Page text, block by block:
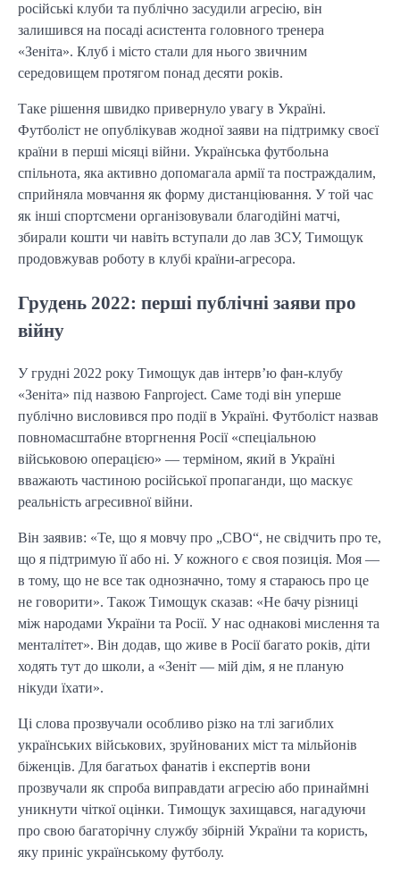
російські клуби та публічно засудили агресію, він
залишився на посаді асистента головного тренера
«Зеніта». Клуб і місто стали для нього звичним
середовищем протягом понад десяти років.
Таке рішення швидко привернуло увагу в Україні.
Футболіст не опублікував жодної заяви на підтримку своєї
країни в перші місяці війни. Українська футбольна
спільнота, яка активно допомагала армії та постраждалим,
сприйняла мовчання як форму дистанціювання. У той час
як інші спортсмени організовували благодійні матчі,
збирали кошти чи навіть вступали до лав ЗСУ, Тимощук
продовжував роботу в клубі країни-агресора.
Грудень 2022: перші публічні заяви про
війну
У грудні 2022 року Тимощук дав інтерв’ю фан-клубу
«Зеніта» під назвою Fanproject. Саме тоді він уперше
публічно висловився про події в Україні. Футболіст назвав
повномасштабне вторгнення Росії «спеціальною
військовою операцією» — терміном, який в Україні
вважають частиною російської пропаганди, що маскує
реальність агресивної війни.
Він заявив: «Те, що я мовчу про „СВО“, не свідчить про те,
що я підтримую її або ні. У кожного є своя позиція. Моя —
в тому, що не все так однозначно, тому я стараюсь про це
не говорити». Також Тимощук сказав: «Не бачу різниці
між народами України та Росії. У нас однакові мислення та
менталітет». Він додав, що живе в Росії багато років, діти
ходять тут до школи, а «Зеніт — мій дім, я не планую
нікуди їхати».
Ці слова прозвучали особливо різко на тлі загиблих
українських військових, зруйнованих міст та мільйонів
біженців. Для багатьох фанатів і експертів вони
прозвучали як спроба виправдати агресію або принаймні
уникнути чіткої оцінки. Тимощук захищався, нагадуючи
про свою багаторічну службу збірній України та користь,
яку приніс українському футболу.